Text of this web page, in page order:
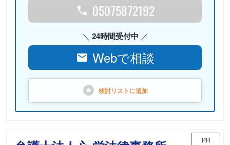
05075872192
24時間受付中
Webで相談
検討リストに追加
PR